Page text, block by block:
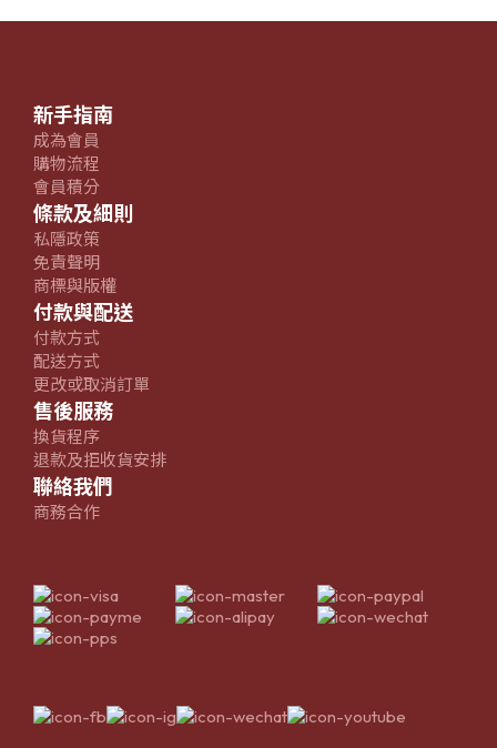
新手指南
成為會員
購物流程
會員積分
條款及細則
私隱政策
免責聲明
商標與版權
付款與配送
付款方式
配送方式
更改或取消訂單
售後服務
換貨程序
退款及拒收貨安排
聯絡我們
商務合作